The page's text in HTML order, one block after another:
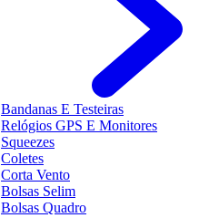
Bandanas E Testeiras
Relógios GPS E Monitores
Squeezes
Coletes
Corta Vento
Bolsas Selim
Bolsas Quadro